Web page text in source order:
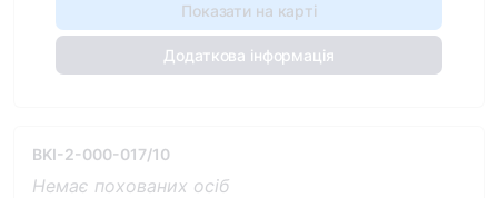
Показати на карті
Додаткова інформація
BKI-2-000-017/10
Немає похованих осіб